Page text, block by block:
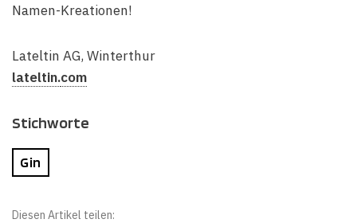
Namen-Kreationen!
Lateltin AG, Winterthur
lateltin.com
Stichworte
Gin
Diesen Artikel teilen: